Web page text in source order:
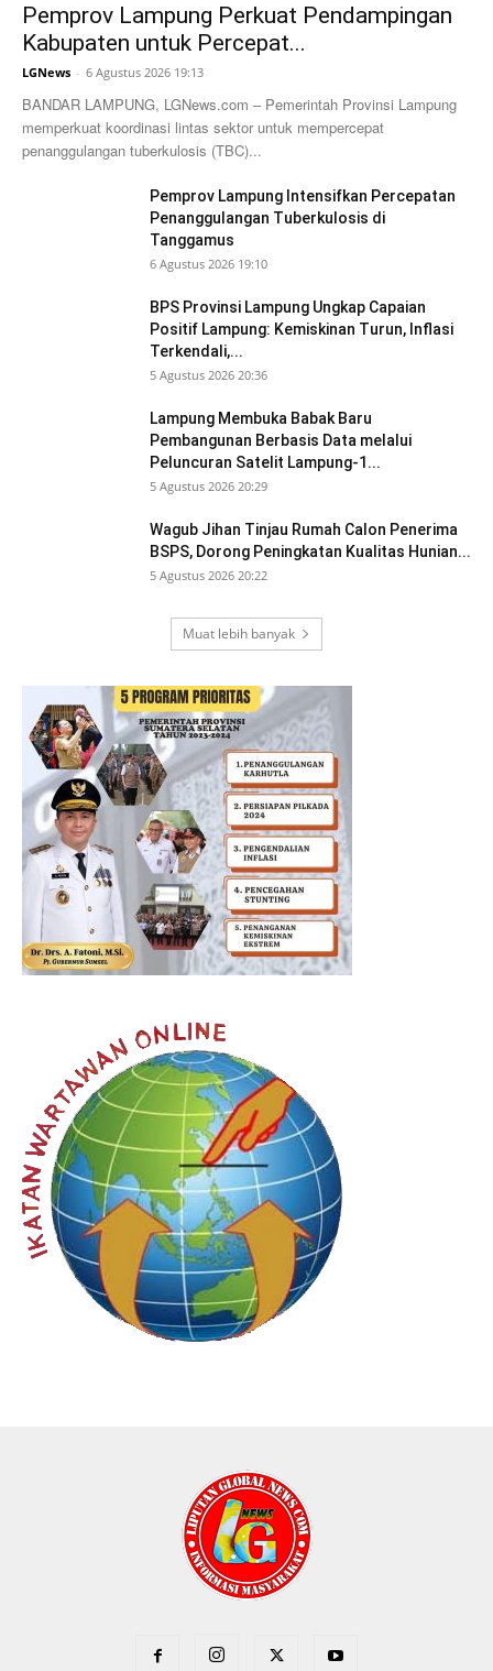
Pemprov Lampung Perkuat Pendampingan
Kabupaten untuk Percepat...
LGNews - 6 Agustus 2026 19:13
BANDAR LAMPUNG, LGNews.com – Pemerintah Provinsi Lampung
memperkuat koordinasi lintas sektor untuk mempercepat
penanggulangan tuberkulosis (TBC)...
Pemprov Lampung Intensifkan Percepatan
Penanggulangan Tuberkulosis di
Tanggamus
6 Agustus 2026 19:10
BPS Provinsi Lampung Ungkap Capaian
Positif Lampung: Kemiskinan Turun, Inflasi
Terkendali,...
5 Agustus 2026 20:36
Lampung Membuka Babak Baru
Pembangunan Berbasis Data melalui
Peluncuran Satelit Lampung-1...
5 Agustus 2026 20:29
Wagub Jihan Tinjau Rumah Calon Penerima
BSPS, Dorong Peningkatan Kualitas Hunian...
5 Agustus 2026 20:22
Muat lebih banyak